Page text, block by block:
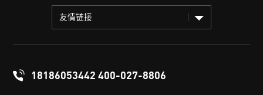
友情链接
18186053442 400-027-8806